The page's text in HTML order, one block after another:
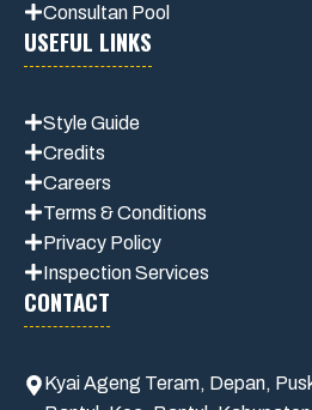
Consultan Pool
USEFUL LINKS
Style Guide
Credits
Careers
Terms & Conditions
Privacy Policy
Inspection Services
CONTACT
Kyai Ageng Teram, Depan,